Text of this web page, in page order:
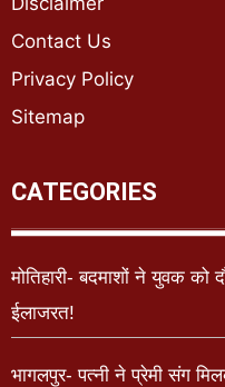
Contact Us
Privacy Policy
Sitemap
CATEGORIES
मोतिहारी- बदमाशों ने युवक को
ईलाजरत!
भागलपुर- पत्नी ने प्रेमी संग